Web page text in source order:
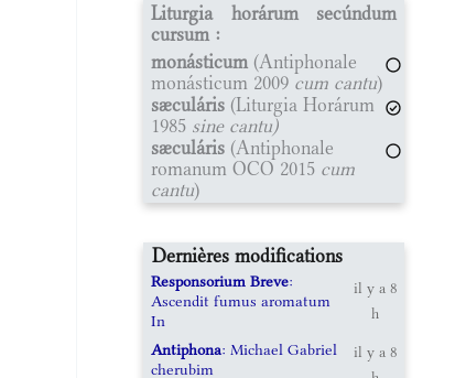
Liturgia horárum secúndum
cursum :
monásticum (Antiphonale
monásticum 2009 cum cantu)
sæculáris (Liturgia Horárum
1985 sine cantu)
sæculáris (Antiphonale
romanum OCO 2015 cum
cantu)
Dernières modifications
Responsorium Breve:
Ascendit fumus aromatum
In
il y a 8
h
Antiphona: Michael Gabriel
cherubim
il y a 8